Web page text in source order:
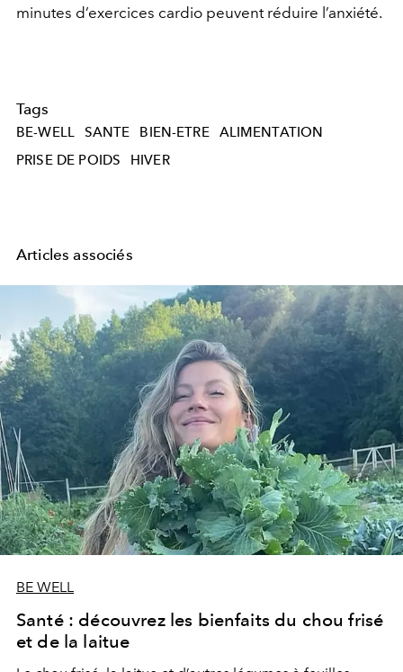
minutes d’exercices cardio peuvent réduire l’anxiété.
Tags
BE-WELL SANTE BIEN-ETRE
ALIMENTATION
PRISE DE POIDS
HIVER
Articles associés
BE WELL
Santé : découvrez les bienfaits du chou frisé
et de la laitue